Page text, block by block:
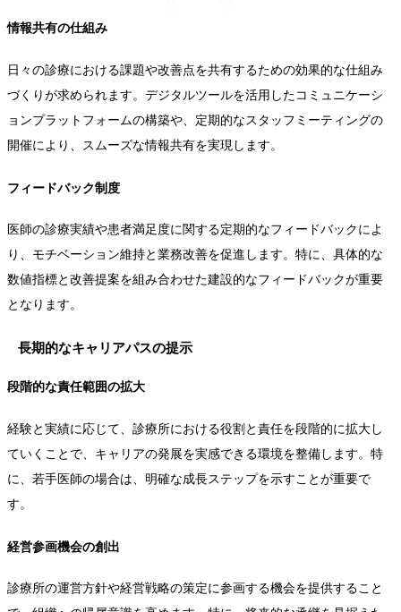
情報共有の仕組み
日々の診療における課題や改善点を共有するための効果的な仕組み
づくりが求められます。デジタルツールを活用したコミュニケーシ
ョンプラットフォームの構築や、定期的なスタッフミーティングの
開催により、スムーズな情報共有を実現します。
フィードバック制度
医師の診療実績や患者満足度に関する定期的なフィードバックによ
り、モチベーション維持と業務改善を促進します。特に、具体的な
数値指標と改善提案を組み合わせた建設的なフィードバックが重要
となります。
長期的なキャリアパスの提示
段階的な責任範囲の拡大
経験と実績に応じて、診療所における役割と責任を段階的に拡大し
ていくことで、キャリアの発展を実感できる環境を整備します。特
に、若手医師の場合は、明確な成長ステップを示すことが重要で
す。
経営参画機会の創出
診療所の運営方針や経営戦略の策定に参画する機会を提供すること